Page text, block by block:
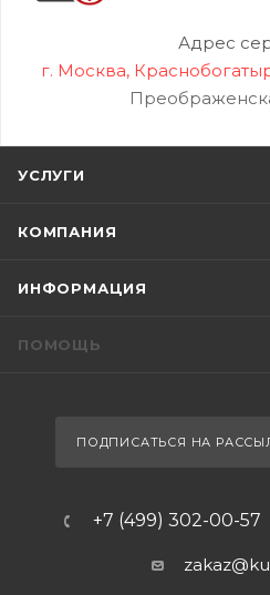
Адрес
г. Москва,
УСЛУГИ
КОМПАНИЯ
ИНФОРМАЦИЯ
ПОМОЩЬ
ПОДПИСАТЬСЯ НА
+7 (499) 302-00-57